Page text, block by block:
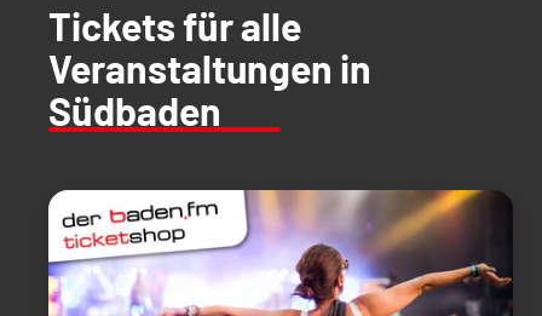
Tickets für alle
Veranstaltungen in
Südbaden